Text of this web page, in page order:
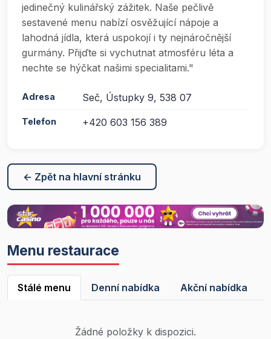
jedinečný kulinářský zážitek. Naše pečlivě
sestavené menu nabízí osvěžující nápoje a
lahodná jídla, která uspokojí i ty nejnáročnější
gurmány. Přijďte si vychutnat atmosféru léta a
nechte se hýčkat našimi specialitami."
Adresa Seč, Ústupky 9, 538 07
Telefon +420 603 156 389
← Zpět na hlavní stránku
Menu restaurace
Stálé menu Denní nabídka Akční nabídka
Žádné položky k dispozici.